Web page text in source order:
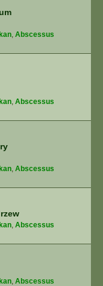
, Abscessus
, Abscessus
, Abscessus
, Abscessus
, Abscessus